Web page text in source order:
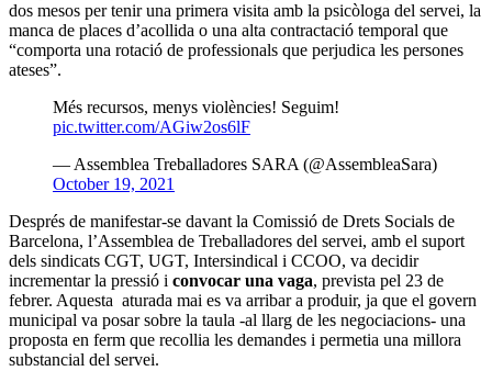
dos mesos per tenir una primera visita amb la psicòloga del servei, la
manca de places d’acollida o una alta contractació temporal que
“comporta una rotació de professionals que perjudica les persones
ateses”.
Més recursos, menys violències! Seguim!
pic.twitter.com/AGiw2os6lF
— Assemblea Treballadores SARA (@AssembleaSara)
October 19, 2021
Després de manifestar-se davant la Comissió de Drets Socials de
Barcelona, l’Assemblea de Treballadores del servei, amb el suport
dels sindicats CGT, UGT, Intersindical i CCOO, va decidir
incrementar la pressió i convocar una vaga, prevista pel 23 de
febrer. Aquesta aturada mai es va arribar a produir, ja que el govern
municipal va posar sobre la taula -al llarg de les negociacions- una
proposta en ferm que recollia les demandes i permetia una millora
substancial del servei.